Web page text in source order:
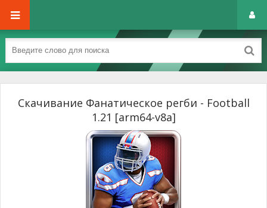
Скачивание Фанатическое регби - Football
1.21 [arm64-v8a]